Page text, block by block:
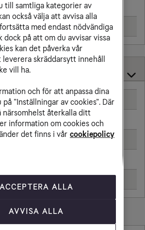
11,00 kr
0,99 kr
25,00 kr/min
25,00 kr/min
6,00 kr
till samtliga kategorier av
också välja att avvisa alla
med endast nödvändiga
dock på att om du avvisar vissa
kan det påverka vår
skräddarsytt innehåll
vill ha.
och för att anpassa dina
”Inställningar av cookies”. Där
närsomhelst återkalla ditt
information om cookies och
det finns i vår cookiepolicy
ACCEPTERA ALLA
AVVISA ALLA